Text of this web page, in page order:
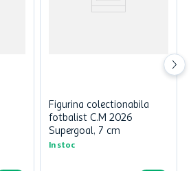
Figurina colectionabila
fotbalist C.M 2026
Supergoal, 7 cm
In stoc